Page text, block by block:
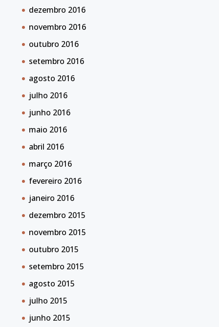
dezembro 2016
novembro 2016
outubro 2016
setembro 2016
agosto 2016
julho 2016
junho 2016
maio 2016
abril 2016
março 2016
fevereiro 2016
janeiro 2016
dezembro 2015
novembro 2015
outubro 2015
setembro 2015
agosto 2015
julho 2015
junho 2015